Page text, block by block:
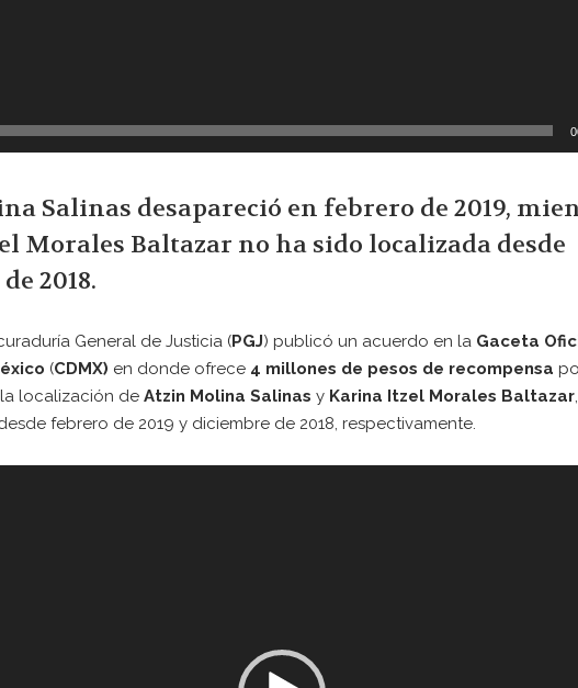
Salinas desapareció en febrero de 2019,
Morales Baltazar no ha sido localizada desde
2018.
General de Justicia (PGJ) publicó un acuerdo en la Gaceta
(CDMX) en donde ofrece 4 millones de pesos de recompensa
localización de Atzin Molina Salinas y Karina Itzel Morales Baltazar,
febrero de 2019 y diciembre de 2018, respectivamente.